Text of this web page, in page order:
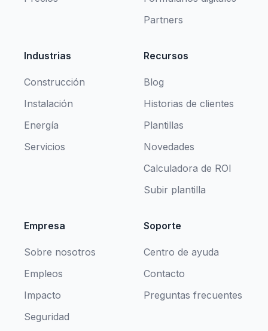
Partners
Industrias
Construcción
Instalación
Energía
Servicios
Recursos
Blog
Historias de clientes
Plantillas
Novedades
Calculadora de ROI
Subir plantilla
Empresa
Sobre nosotros
Empleos
Impacto
Seguridad
Soporte
Centro de ayuda
Contacto
Preguntas frecuentes